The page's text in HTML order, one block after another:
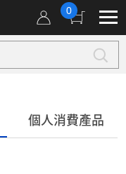
0
個人消費產品